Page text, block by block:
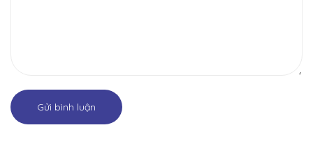
Gửi bình luận